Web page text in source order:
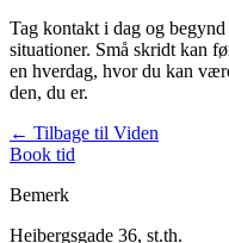
Tag kontakt i dag og
situationer. Små skridt kan
en hverdag, hvor du kan
den, du er.
← Tilbage til Viden
Book tid
Bemerk
Heibergsgade 36, st.th.